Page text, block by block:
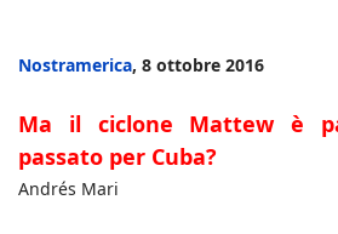
Nostramerica, 8 ottobre 2016
Ma il ciclone Mattew è
passato per Cuba?
Andrés Mari